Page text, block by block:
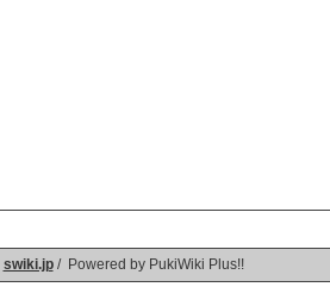
swiki.jp/ Powered by PukiWiki Plus!!